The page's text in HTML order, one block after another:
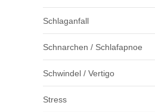
Schlaganfall
Schnarchen / Schlafapnoe
Schwindel / Vertigo
Stress